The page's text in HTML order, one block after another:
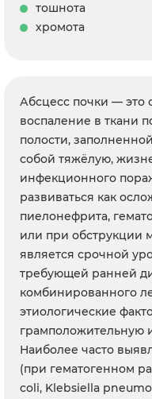
тошнота
хромота
Абсцесс почки — это
воспаление в ткани
полости,
собой тяжёлую,
инфекционного
развиваться как
пиелонефрита,
или при обструкции
является срочной
требующей ранней
комбинированного
этиологические
грамположительную
Наиболее часто
(при гематогенном
coli, Klebsiella